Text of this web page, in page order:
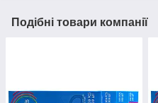
Подібні товари компанії